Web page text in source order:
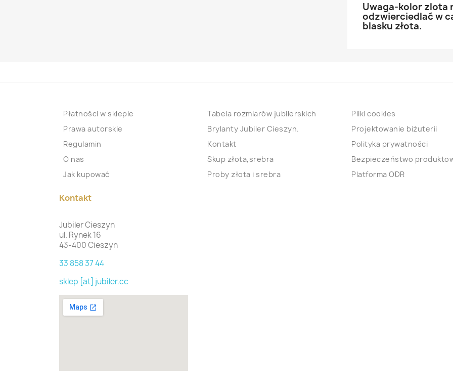
Uwaga-kolor zlota
odzwierciedlać w
blasku złota.
Płatności w sklepie
Prawa autorskie
Regulamin
O nas
Jak kupować
Tabela rozmiarów jubilerskich
Brylanty Jubiler Cieszyn.
Kontakt
Skup złota,srebra
Proby złota i srebra
Pliki cookies
Projektowanie biżuterii
Polityka prywatności
Bezpieczeństwo
Platforma ODR
Kontakt
Jubiler Cieszyn
ul. Rynek 16
43-400 Cieszyn
33 858 37 44
sklep [at] jubiler.cc